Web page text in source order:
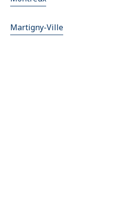
Martigny-Ville